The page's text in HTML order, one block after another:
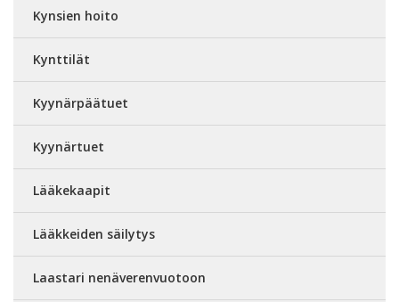
Kynsien hoito
Kynttilät
Kyynärpäätuet
Kyynärtuet
Lääkekaapit
Lääkkeiden säilytys
Laastari nenäverenvuotoon